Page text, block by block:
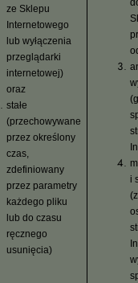
ze Sklepu
Internetowego
lub wyłączenia
przeglądarki
internetowej)
oraz
stałe
(przechowywane
przez określony
czas,
zdefiniowany
przez parametry
każdego pliku
lub do czasu
ręcznego
usunięcia)
i